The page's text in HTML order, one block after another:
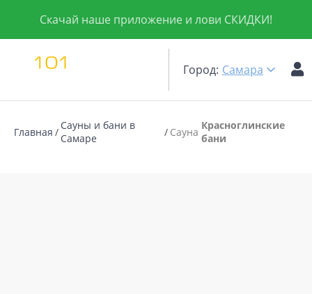
Скачай наше приложение и лови СКИДКИ!
Город: Самара
Главная
Сауны и бани в
Самаре
Сауна Красноглинские
бани